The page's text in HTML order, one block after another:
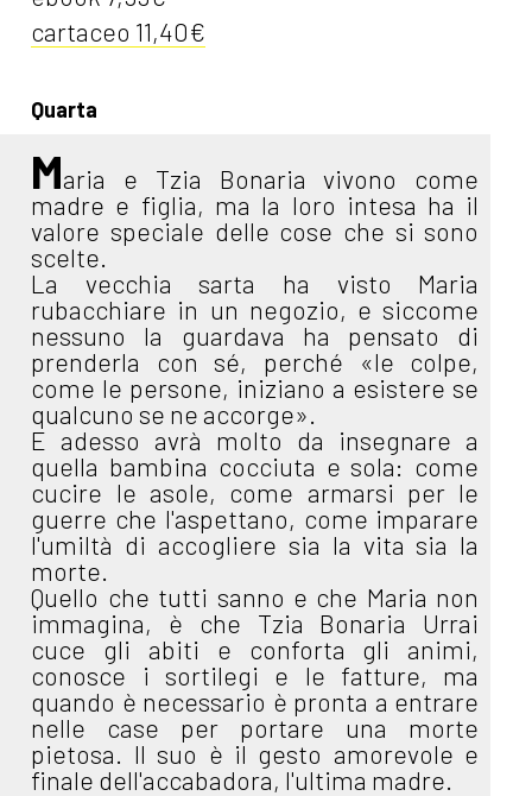
cartaceo 11,40€
Quarta
Maria e Tzia Bonaria vivono come
madre e figlia, ma la loro intesa ha il
valore speciale delle cose che si sono
scelte.
La vecchia sarta ha visto Maria
rubacchiare in un negozio, e siccome
nessuno la guardava ha pensato di
prenderla con sé, perché «le colpe,
come le persone, iniziano a esistere se
qualcuno se ne accorge».
E adesso avrà molto da insegnare a
quella bambina cocciuta e sola: come
cucire le asole, come armarsi per le
guerre che l'aspettano, come imparare
l'umiltà di accogliere sia la vita sia la
morte.
Quello che tutti sanno e che Maria non
immagina, è che Tzia Bonaria Urrai
cuce gli abiti e conforta gli animi,
conosce i sortilegi e le fatture, ma
quando è necessario è pronta a entrare
nelle case per portare una morte
pietosa. Il suo è il gesto amorevole e
finale dell'accabadora, l'ultima madre.